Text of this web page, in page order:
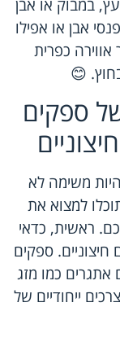
במבוק או אבן
אבן או אפילו
אווירה כפרית
😊
ספקים
משימה לא
למצוא את
ראשית, כדאי
ספקים
אתגרים כמו מזג
ייחודיים של